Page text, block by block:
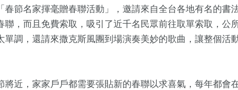
春節名家揮毫贈春聯活動」，邀請來自全台各地有名的書
聯，而且免費索取，吸引了近千名民眾前往取單索取，公
單調，還請來撒克斯風團到場演奏美妙的歌曲，讓整個活
將近，家家戶戶都需要張貼新的春聯以求喜氣，每年都會